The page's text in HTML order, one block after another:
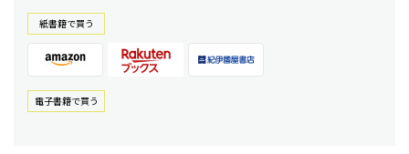
紙書籍で買う
電⼦書籍で買う